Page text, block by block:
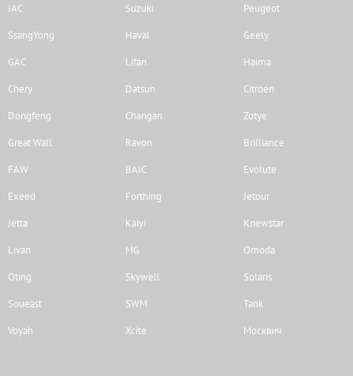
JAC
Suzuki
Peugeot
SsangYong
Haval
Geely
GAC
Lifan
Haima
Chery
Datsun
Citroen
Dongfeng
Changan
Zotye
Great Wall
Ravon
Brilliance
FAW
BAIC
Evolute
Exeed
Forthing
Jetour
Jetta
Kaiyi
Knewstar
Livan
MG
Omoda
Oting
Skywell
Solaris
Soueast
SWM
Tank
Voyah
Xcite Москвич